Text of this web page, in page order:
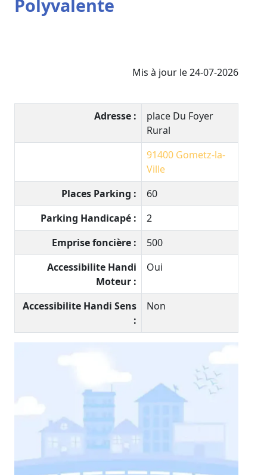
Polyvalente
Mis à jour le 24-07-2026
Adresse :
place Du Foyer
Rural
91400 Gometz-la-
Ville
Places Parking :
60
Parking Handicapé :
2
Emprise foncière :
500
Accessibilite Handi
Moteur :
Oui
Accessibilite Handi Sens
:
Non